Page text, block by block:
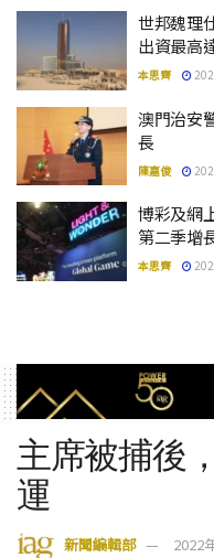
世邦魏理
出資最高
本思齊
澳門治安
長
陳嘉俊
博彩及網
第二季增
本思齊
主席被捕後
運
新聞編輯部 2022